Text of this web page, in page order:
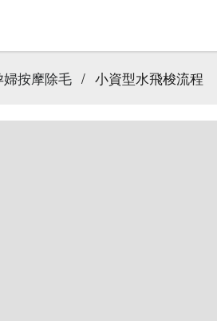
按摩除毛 / 小資型水飛梭流程